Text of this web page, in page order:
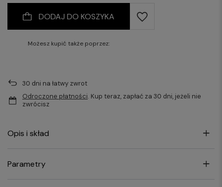
DODAJ DO KOSZYKA
Możesz kupić także poprzez:
30 dni na łatwy zwrot
Odroczone płatności. Kup teraz, zapłać za 30 dni, jeżeli nie
zwrócisz
Opis i skład
Parametry